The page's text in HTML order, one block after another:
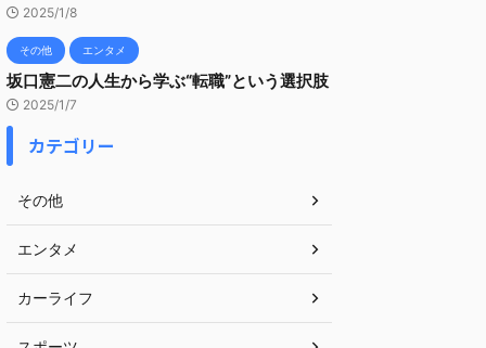
2025/1/8
その他 エンタメ
坂口憲二の人生から学ぶ“転職”という選択肢
2025/1/7
カテゴリー
その他
エンタメ
カーライフ